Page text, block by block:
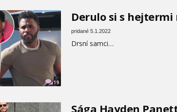
19
Derulo si s
pridané 5.1.2022
Drsní samci…
Sága Hayden